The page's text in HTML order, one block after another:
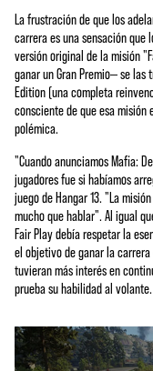
La frustración de que los
carrera es una sensación que
versión original de la misión
ganar un Gran Premio— se
Edition (una completa
consciente de que esa misión
polémica.
"Cuando anunciamos Mafia:
jugadores fue si habíamos
juego de Hangar 13. "La
mucho que hablar". Al igual
Fair Play debía respetar la
el objetivo de ganar la
tuvieran más interés en
prueba su habilidad al volante.